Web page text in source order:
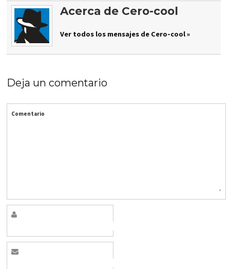
Acerca de Cero-cool
Ver todos los mensajes de Cero-cool »
Deja un comentario
Comentario